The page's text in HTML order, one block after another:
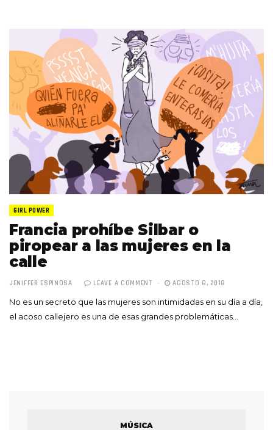
GIRL POWER
Francia prohíbe Silbar o
piropear a las mujeres en la
calle
JENIFFER ESPINOSA LEAVE A COMMENT AGOSTO 8, 2018
No es un secreto que las mujeres son intimidadas en su día a día,
el acoso callejero es una de esas grandes problemáticas…
MÚSICA